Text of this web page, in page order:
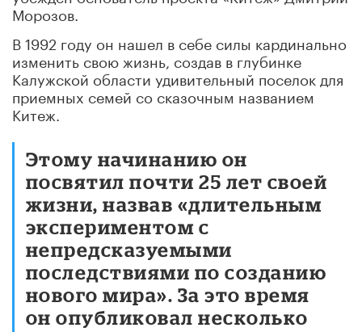
Морозов.
В 1992 году он нашел в себе силы кардинально
изменить свою жизнь, создав в глубинке
Калужской области удивительный поселок для
приемных семей со сказочным названием
Китеж.
Этому начинанию он
посвятил почти 25 лет своей
жизни, назвав «длительным
экспериментом с
непредсказуемыми
последствиями по созданию
нового мира». За это время
он опубликовал несколько